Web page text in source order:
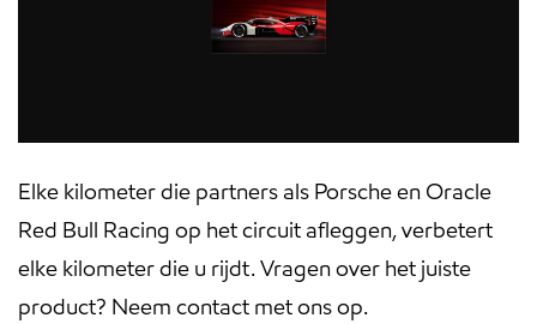
Elke kilometer die partners als Porsche en Oracle
Red Bull Racing op het circuit afleggen, verbetert
elke kilometer die u rijdt. Vragen over het juiste
product? Neem contact met ons op.